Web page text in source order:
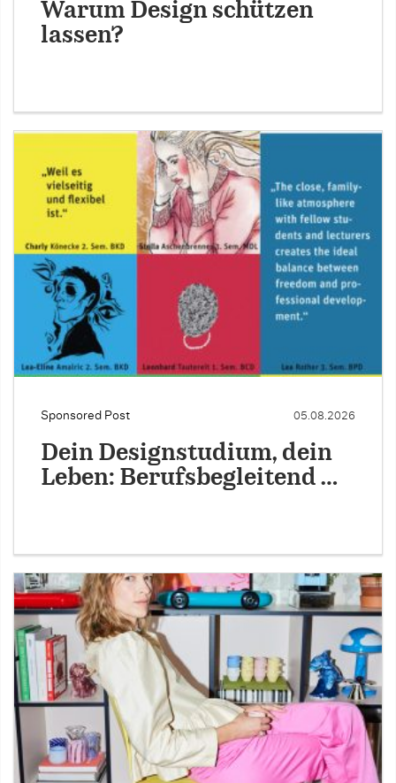
Warum Design schützen
lassen?
Sponsored Post 05.08.2026
Dein Designstudium, dein
Leben: Berufsbegleitend …